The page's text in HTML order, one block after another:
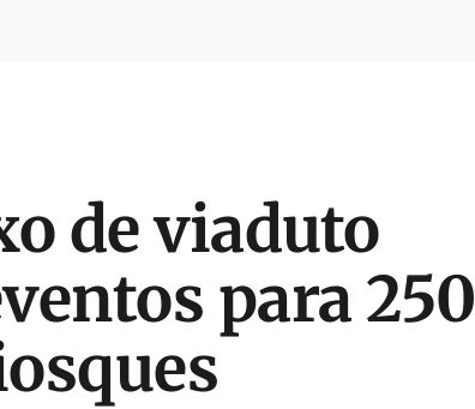
de viaduto
para 250